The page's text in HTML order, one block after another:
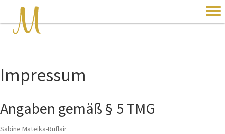
Impressum
Angaben gemäß § 5 TMG
Sabine Mateika-Ruflair